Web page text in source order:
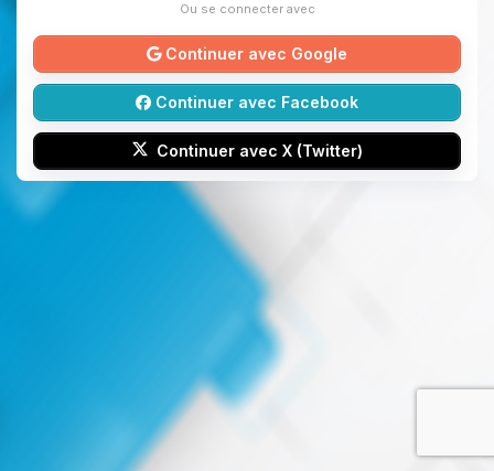
Ou se connecter avec
Continuer avec Google
Continuer avec Facebook
Continuer avec X (Twitter)